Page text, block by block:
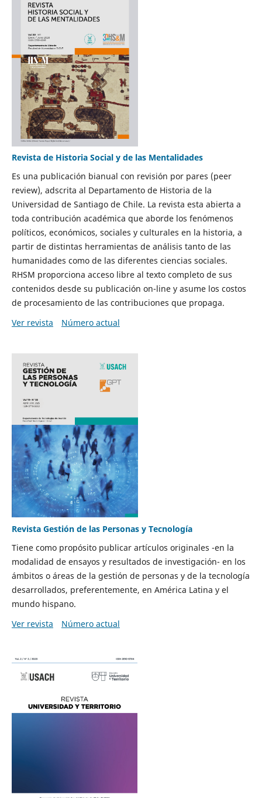
Revista de Historia Social y de las Mentalidades
Es una publicación bianual con revisión por pares (peer
review), adscrita al Departamento de Historia de la
Universidad de Santiago de Chile. La revista esta abierta a
toda contribución académica que aborde los fenómenos
políticos, económicos, sociales y culturales en la historia, a
partir de distintas herramientas de análisis tanto de las
humanidades como de las diferentes ciencias sociales.
RHSM proporciona acceso libre al texto completo de sus
contenidos desde su publicación on-line y asume los costos
de procesamiento de las contribuciones que propaga.
Ver revista
Número actual
Revista Gestión de las Personas y Tecnología
Tiene como propósito publicar artículos originales -en la
modalidad de ensayos y resultados de investigación- en los
ámbitos o áreas de la gestión de personas y de la tecnología
desarrollados, preferentemente, en América Latina y el
mundo hispano.
Ver revista
Número actual